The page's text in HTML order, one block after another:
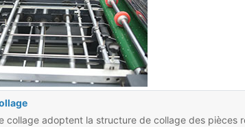
collage adoptent la structure de collage des pièces